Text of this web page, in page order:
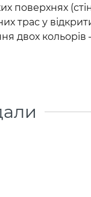
поверхнях
трас у
двох